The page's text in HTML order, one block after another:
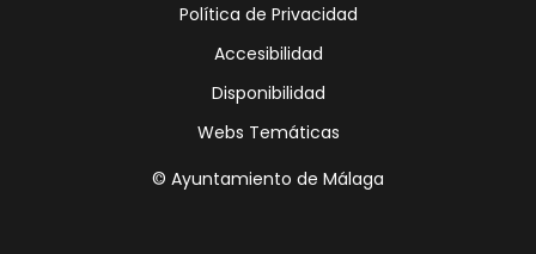
Política de Privacidad
Accesibilidad
Disponibilidad
Webs Temáticas
© Ayuntamiento de Málaga